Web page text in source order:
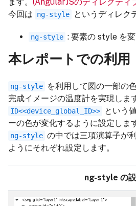
今回は
ng-style というディレク
ng-style : 要素の style を
本レポートでの利用
ng-style
を利用して図の一部の
完成イメージの温度計を実現しま
ID<<device_global_ID>>
という
ーの色が変化するように設定しま
ng-style の中では三項演算子が
ようにそれぞれ設定します。
ng-style の